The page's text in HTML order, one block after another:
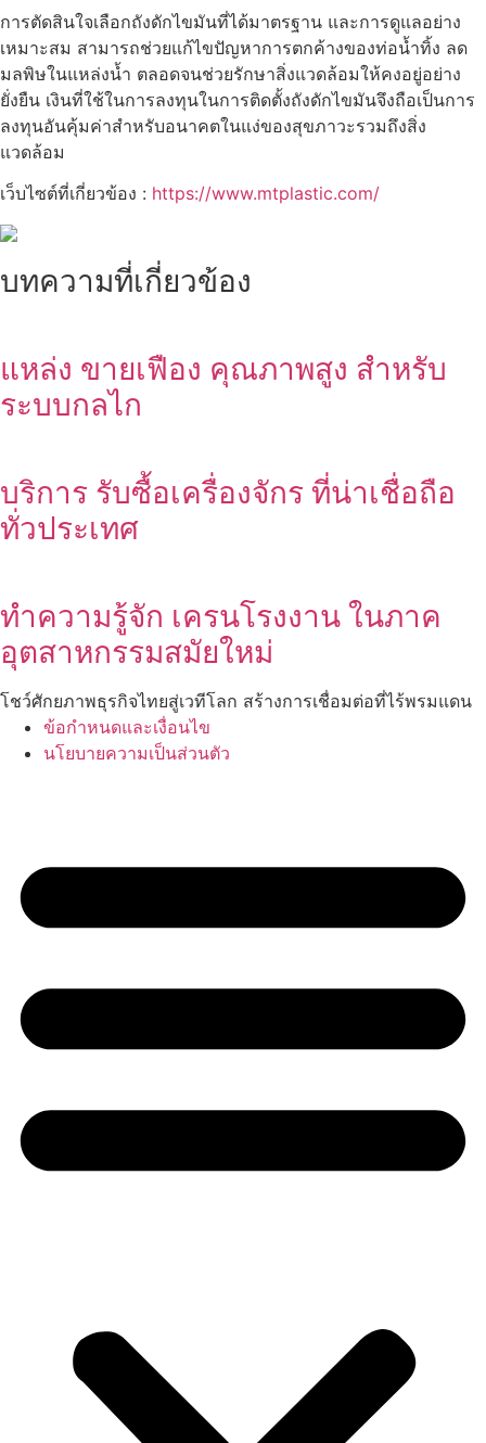
การตัดสินใจเลือกถังดักไขมันที่ได้มาตรฐาน และการดูแลอย่าง
เหมาะสม สามารถช่วยแก้ไขปัญหาการตกค้างของท่อน้ำทิ้ง ลด
มลพิษในแหล่งน้ำ ตลอดจนช่วยรักษาสิ่งแวดล้อมให้คงอยู่อย่าง
ยั่งยืน เงินที่ใช้ในการลงทุนในการติดตั้งถังดักไขมันจึงถือเป็นการ
ลงทุนอันคุ้มค่าสำหรับอนาคตในแง่ของสุขภาวะรวมถึงสิ่ง
แวดล้อม
เว็บไซต์ที่เกี่ยวข้อง : https://www.mtplastic.com/
บทความที่เกี่ยวข้อง
แหล่ง ขายเฟือง คุณภาพสูง สำหรับ
ระบบกลไก
บริการ รับซื้อเครื่องจักร ที่น่าเชื่อถือ
ทั่วประเทศ
ทำความรู้จัก เครนโรงงาน ในภาค
อุตสาหกรรมสมัยใหม่
โชว์ศักยภาพธุรกิจไทยสู่เวทีโลก สร้างการเชื่อมต่อที่ไร้พรมแดน
ข้อกำหนดและเงื่อนไข
นโยบายความเป็นส่วนตัว